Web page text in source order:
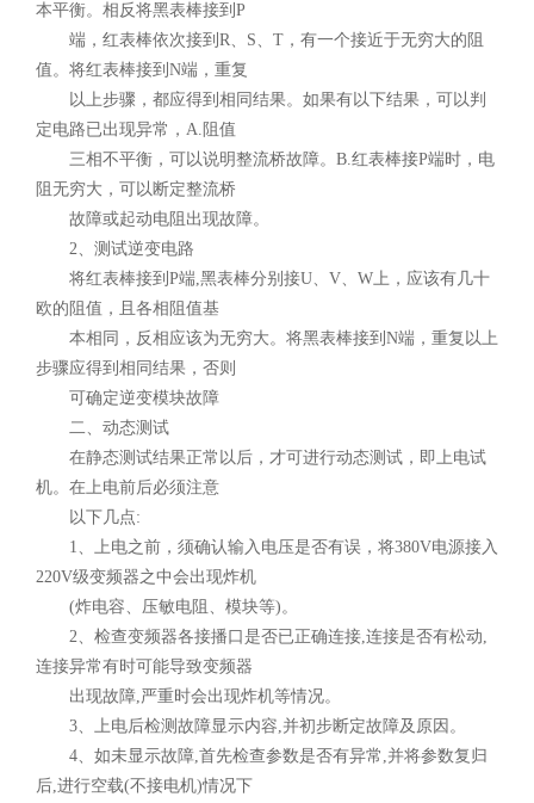
本平衡。相反将黑表棒接到P
端，红表棒依次接到R、S、T，有一个接近于无穷大的阻
值。将红表棒接到N端，重复
以上步骤，都应得到相同结果。如果有以下结果，可以判
定电路已出现异常，A.阻值
三相不平衡，可以说明整流桥故障。B.红表棒接P端时，电
阻无穷大，可以断定整流桥
故障或起动电阻出现故障。
2、测试逆变电路
将红表棒接到P端,黑表棒分别接U、V、W上，应该有几十
欧的阻值，且各相阻值基
本相同，反相应该为无穷大。将黑表棒接到N端，重复以上
步骤应得到相同结果，否则
可确定逆变模块故障
二、动态测试
在静态测试结果正常以后，才可进行动态测试，即上电试
机。在上电前后必须注意
以下几点:
1、上电之前，须确认输入电压是否有误，将380V电源接入
220V级变频器之中会出现炸机
(炸电容、压敏电阻、模块等)。
2、检查变频器各接播口是否已正确连接,连接是否有松动,
连接异常有时可能导致变频器
出现故障,严重时会出现炸机等情况。
3、上电后检测故障显示内容,并初步断定故障及原因。
4、如未显示故障,首先检查参数是否有异常,并将参数复归
后,进行空载(不接电机)情况下